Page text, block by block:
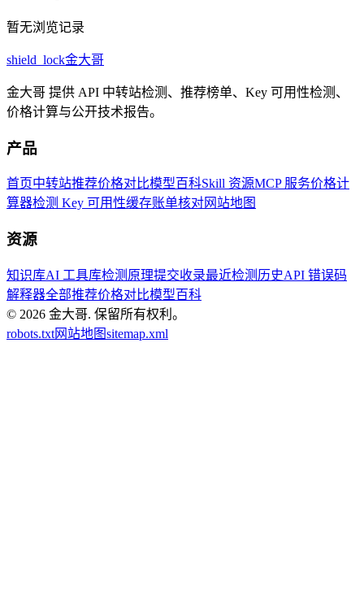
暂无浏览记录
shield_lock金大哥
金大哥 提供 API 中转站检测、推荐榜单、Key 可用性检测、
价格计算与公开技术报告。
产品
首页中转站推荐价格对比模型百科Skill 资源MCP 服务价格计
算器检测 Key 可用性缓存账单核对网站地图
资源
知识库AI 工具库检测原理提交收录最近检测历史API 错误码
解释器全部推荐价格对比模型百科
© 2026 金大哥. 保留所有权利。
robots.txt网站地图sitemap.xml